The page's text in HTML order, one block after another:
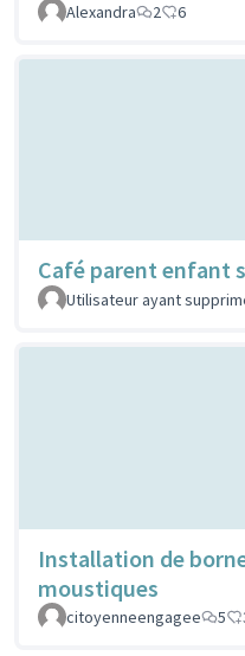
Alexandra 2 6
Café parent enfant
Utilisateur ayant
Installation de
moustiques
citoyenneengagee 5